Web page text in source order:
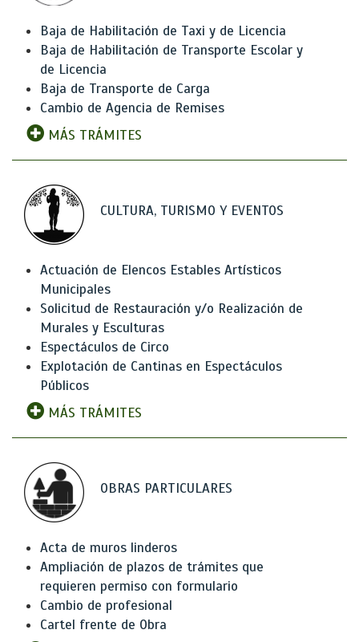
Baja de Habilitación de Taxi y de Licencia
Baja de Habilitación de Transporte Escolar y
de Licencia
Baja de Transporte de Carga
Cambio de Agencia de Remises
MÁS TRÁMITES
CULTURA, TURISMO Y EVENTOS
Actuación de Elencos Estables Artísticos
Municipales
Solicitud de Restauración y/o Realización de
Murales y Esculturas
Espectáculos de Circo
Explotación de Cantinas en Espectáculos
Públicos
MÁS TRÁMITES
OBRAS PARTICULARES
Acta de muros linderos
Ampliación de plazos de trámites que
requieren permiso con formulario
Cambio de profesional
Cartel frente de Obra